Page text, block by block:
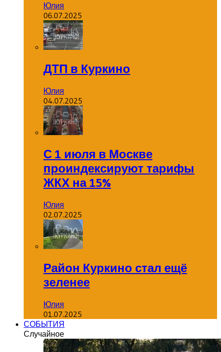
Юлия
06.07.2025
ДТП в Куркино
Юлия
04.07.2025
С 1 июля в Москве
проиндексируют тарифы
ЖКХ на 15%
Юлия
02.07.2025
Район Куркино стал ещё
зеленее
Юлия
01.07.2025
СОБЫТИЯ
Случайное